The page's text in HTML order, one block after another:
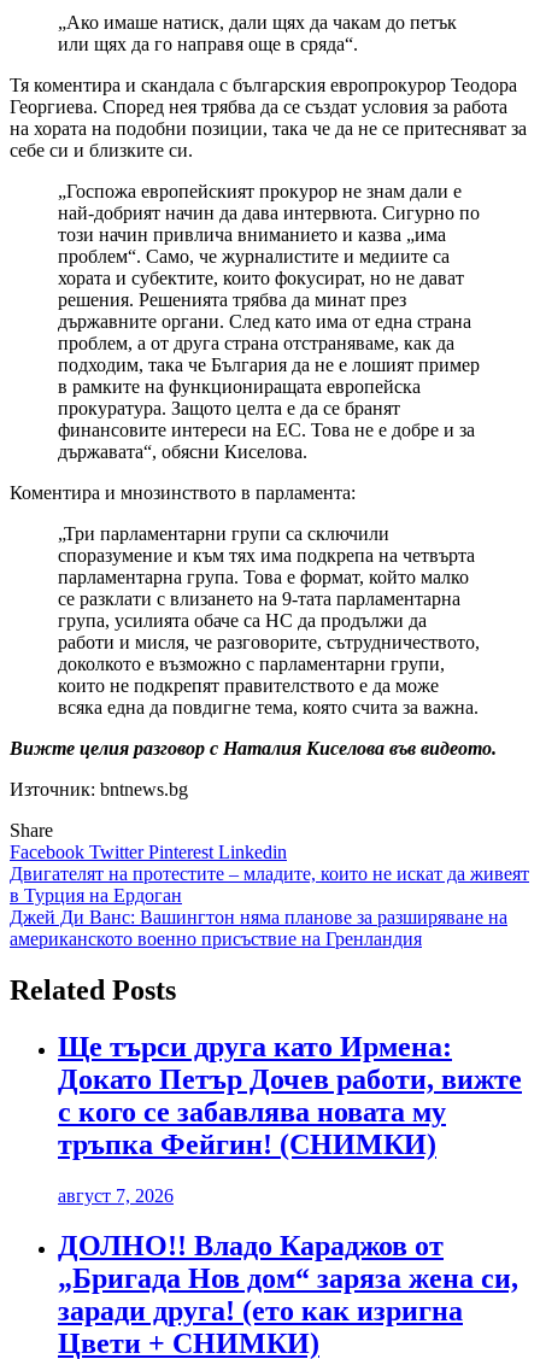
„Ако имаше натиск, дали щях да чакам до петък
или щях да го направя още в сряда“.
Тя коментира и скандала с българския европрокурор Теодора
Георгиева. Според нея трябва да се създат условия за работа
на хората на подобни позиции, така че да не се притесняват за
себе си и близките си.
„Госпожа европейският прокурор не знам дали е
най-добрият начин да дава интервюта. Сигурно по
този начин привлича вниманието и казва „има
проблем“. Само, че журналистите и медиите са
хората и субектите, които фокусират, но не дават
решения. Решенията трябва да минат през
държавните органи. След като има от една страна
проблем, а от друга страна отстраняваме, как да
подходим, така че България да не е лошият пример
в рамките на функциониращата европейска
прокуратура. Защото целта е да се бранят
финансовите интереси на ЕС. Това не е добре и за
държавата“, обясни Киселова.
Коментира и мнозинството в парламента:
„Три парламентарни групи са сключили
споразумение и към тях има подкрепа на четвърта
парламентарна група. Това е формат, който малко
се разклати с влизането на 9-тата парламентарна
група, усилията обаче са НС да продължи да
работи и мисля, че разговорите, сътрудничеството,
доколкото е възможно с парламентарни групи,
които не подкрепят правителството е да може
всяка една да повдигне тема, която счита за важна.
Вижте целия разговор с Наталия Киселова във видеото.
Източник: bntnews.bg
Share
Facebook TwitterPinterest Linkedin
Навигация
Двигателят на протестите – младите, които не искат да живеят
в Турция на Ердоган
Джей Ди Ванс: Вашингтон няма планове за разширяване на
американското военно присъствие на Гренландия
Related Posts
Ще търси друга като Ирмена:
Докато Петър Дочев работи, вижте
с кого се забавлява новата му
тръпка Фейгин! (СНИМКИ)
август 7, 2026
ДОЛНО!! Владо Караджов от
„Бригада Нов дом“ заряза жена си,
заради друга! (ето как изригна
Цвети + СНИМКИ)